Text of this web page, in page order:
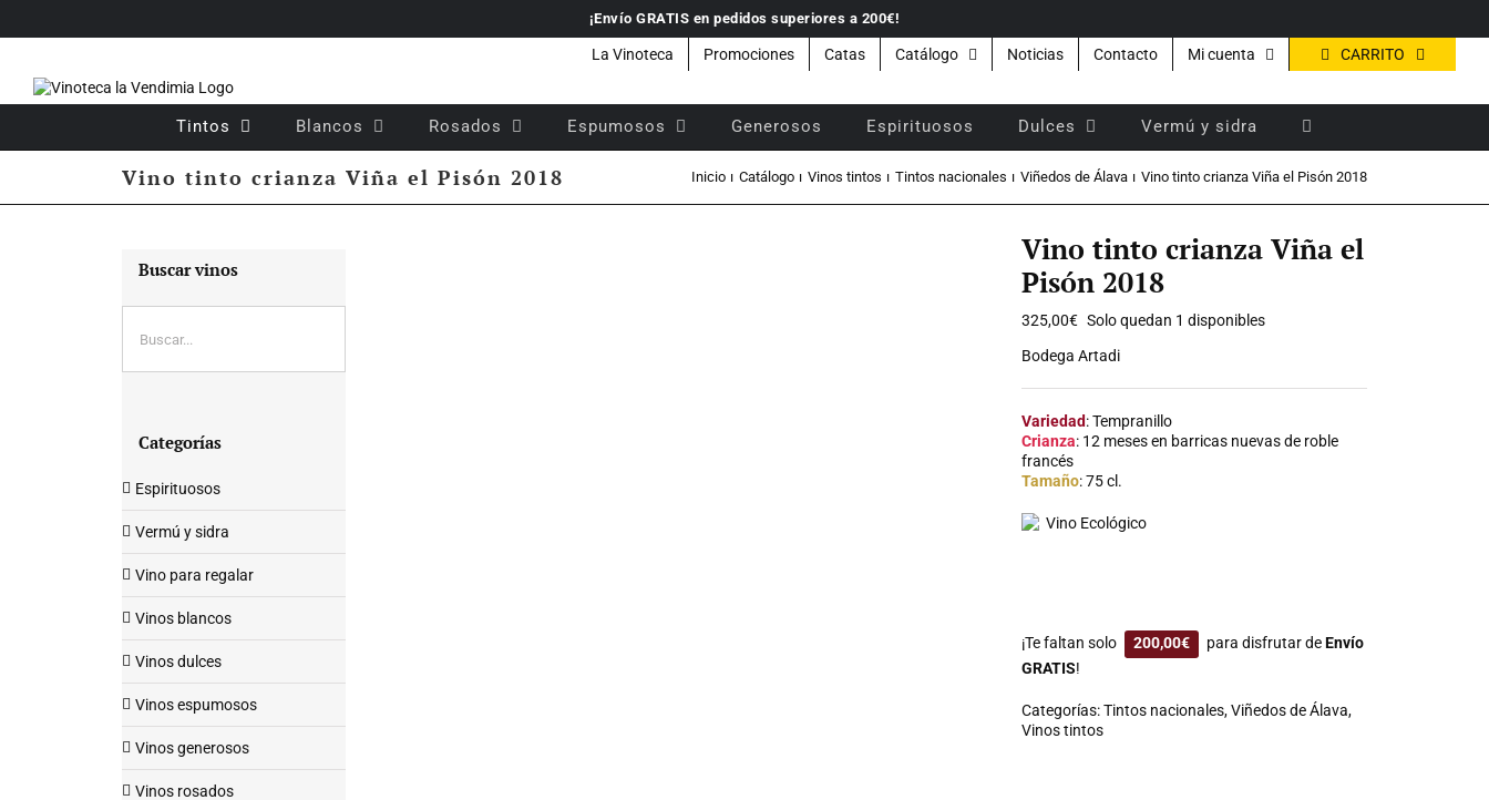
¡Envío GRATIS en pedidos superiores a 200€!
La Vinoteca Promociones Catas Catálogo Noticias Contacto Mi cuenta CARRITO
Tintos Blancos Rosados Espumosos Generosos Espirituosos Dulces Vermú y sidra
Vino tinto crianza Viña el Pisón 2018 Inicio Catálogo Vinos tintos Tintos nacionales Viñedos de Álava Vino tinto crianza Viña el Pisón 2018
Vino tinto crianza Viña el
Pisón 2018
325,00€ Solo quedan 1 disponibles
Bodega Artadi
Variedad: Tempranillo
Crianza: 12 meses en barricas nuevas de roble
francés
Tamaño: 75 cl.
Vino Ecológico
¡Te faltan solo 200,00€ para disfrutar deEnvío
GRATIS!
Categorías:Tintos nacionales,Viñedos de Álava,
Vinos tintos
Buscar vinos
Categorías
Espirituosos
Vermú y sidra
Vino para regalar
Vinos blancos
Vinos dulces
Vinos espumosos
Vinos generosos
Vinos rosados